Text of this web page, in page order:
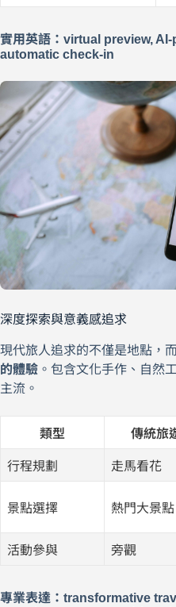
實用英語：virtual preview,
automatic check-in
深度探索與意義感追求
現代旅人追求的不僅是地點，
的體驗 。包含文化手作、自然
主流。
類型 傳統旅
行程規劃 走馬看花
景點選擇 熱門大景點
活動參與 旁觀
專業表達：transformative